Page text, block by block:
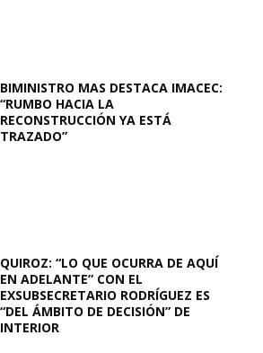
BIMINISTRO MAS DESTACA IMACEC:
“RUMBO HACIA LA
RECONSTRUCCIÓN YA ESTÁ
TRAZADO”
QUIROZ: “LO QUE OCURRA DE AQUÍ
EN ADELANTE” CON EL
EXSUBSECRETARIO RODRÍGUEZ ES
“DEL ÁMBITO DE DECISIÓN” DE
INTERIOR